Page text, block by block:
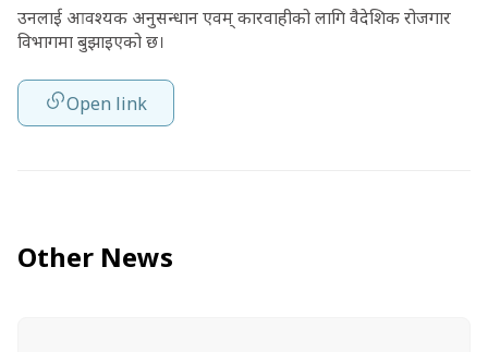
उनलाई आवश्यक अनुसन्धान एवम् कारवाहीको लागि वैदेशिक रोजगार
विभागमा बुझाइएको छ।
Open link
Other News